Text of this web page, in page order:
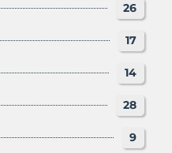
26
17
14
28
9